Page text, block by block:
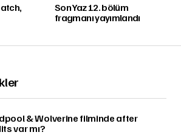
Son Yaz 12. bölüm
fragmanı yayımlandı
& Wolverine filminde after
var mı?